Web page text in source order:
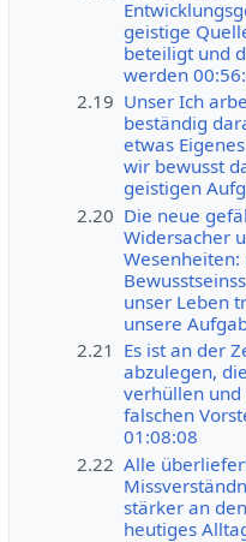
geistige
beteiligt und
werden
2.19 Unser Ich
beständig
etwas
wir bewusst
geistigen
2.20 Die neue
Widersacher
unser Leben
unsere
2.21 Es ist an der
abzulegen,
verhüllen und
falschen
01:08:08
2.22 Alle
stärker an
heutiges